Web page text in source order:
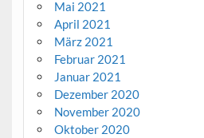
Mai 2021
April 2021
März 2021
Februar 2021
Januar 2021
Dezember 2020
November 2020
Oktober 2020